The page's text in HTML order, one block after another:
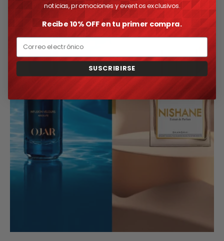
noticias, promociones y eventos exclusivos.
Recibe 10% OFF en tu primer compra.
Email
SUSCRIBIRSE